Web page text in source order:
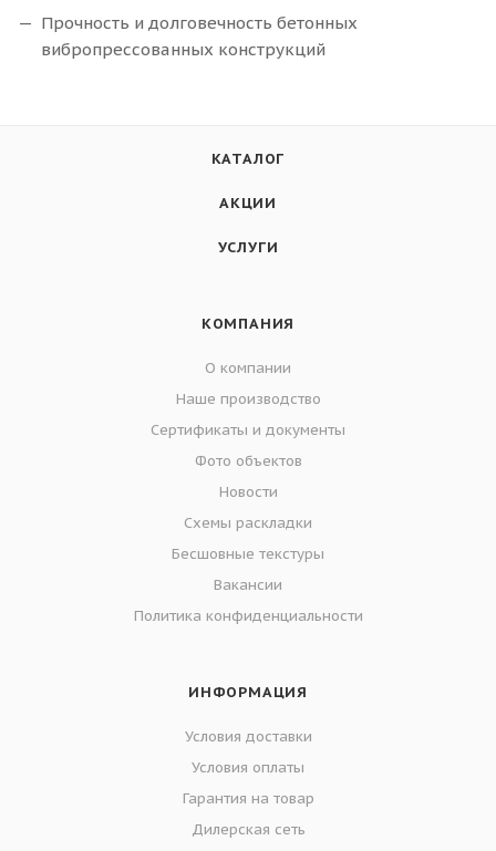
Прочность и долговечность бетонных
вибропрессованных конструкций
КАТАЛОГ
АКЦИИ
УСЛУГИ
КОМПАНИЯ
О компании
Наше производство
Сертификаты и документы
Фото объектов
Новости
Схемы раскладки
Бесшовные текстуры
Вакансии
Политика конфиденциальности
ИНФОРМАЦИЯ
Условия доставки
Условия оплаты
Гарантия на товар
Дилерская сеть